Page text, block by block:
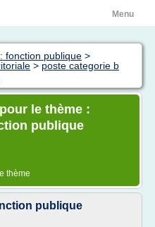
Menu
fonction publique >
> poste categorie b
le thème :
publique
thème
publique